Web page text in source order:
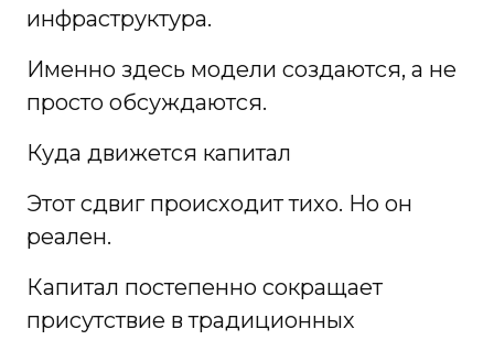
инфраструктура.
Именно здесь модели создаются, а не
просто обсуждаются.
Куда движется капитал
Этот сдвиг происходит тихо. Но он
реален.
Капитал постепенно сокращает
присутствие в традиционных